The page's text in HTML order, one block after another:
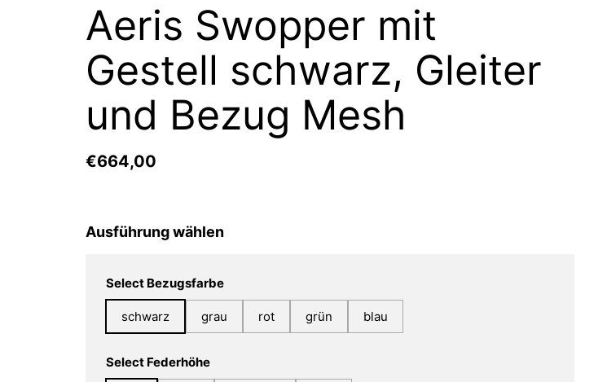
Aeris Swopper mit
Gestell schwarz, Gleiter
und Bezug Mesh
€664,00
Ausführung wählen
Select Bezugsfarbe
schwarz grau rot grün blau
Select Federhöhe